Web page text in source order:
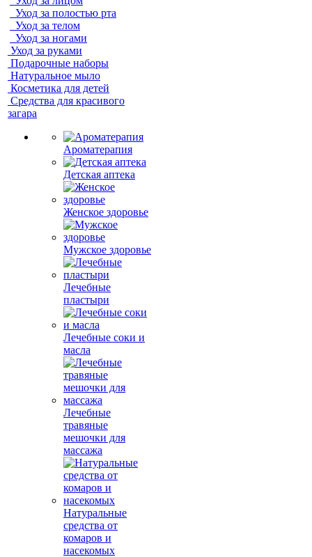
Уход за полостью рта
Уход за телом
Уход за ногами
Уход за руками
Подарочные наборы
Натуральное мыло
Косметика для детей
Средства для красивого
загара
Ароматерапия
Детская аптека
Женское здоровье
Мужское здоровье
Лечебные
пластыри
Лечебные соки и
масла
Лечебные
травяные
мешочки для
массажа
Натуральные
средства от
комаров и
насекомых